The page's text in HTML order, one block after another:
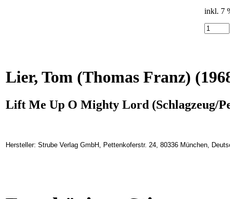
inkl. 7
Lier, Tom (Thomas Franz)
Lift Me Up O Mighty Lord (Schlagzeug/
Hersteller: Strube Verlag GmbH, Pettenkoferstr. 24, 80336 München,